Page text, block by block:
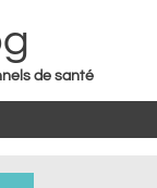
de santé